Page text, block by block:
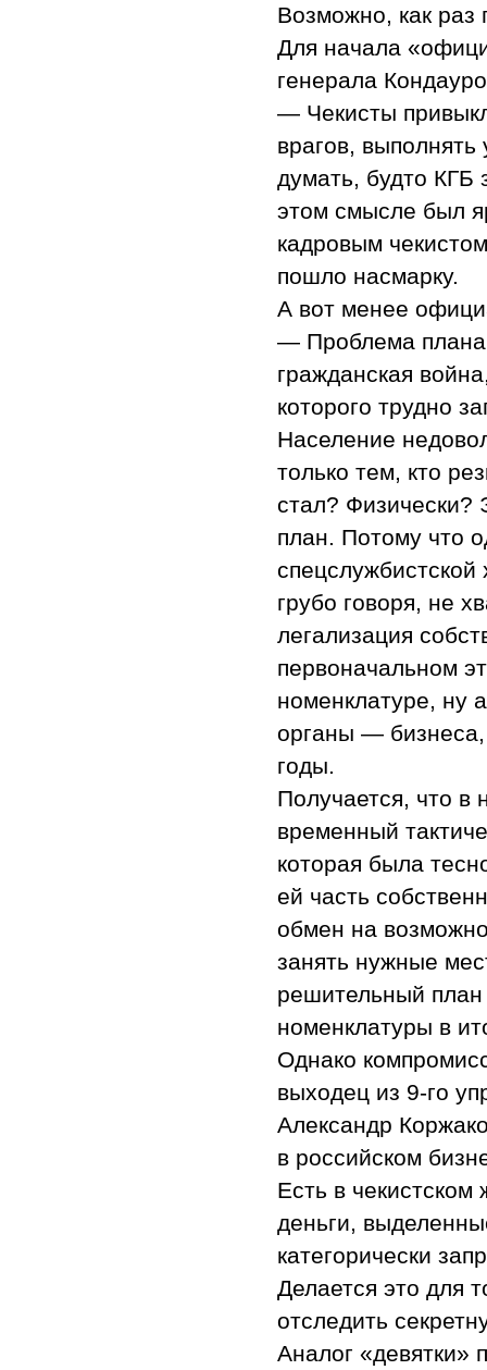
Возможно, как раз
Для начала
генерала
— Чекисты
врагов,
думать, будто КГБ
этом смысле был
кадровым
пошло насмарку.
А вот менее
— Проблема плана
гражданская
которого трудно
Население
только тем, кто
стал? Физически?
план. Потому что
грубо говоря, не
легализация
первоначальном
номенклатуре, ну
органы —
годы.
Получается, что в
временный
которая была
ей часть
обмен на
занять нужные
решительный
номенклатуры в
Однако
выходец из 9-го
Александр
в российском
Есть в
деньги,
категорически
Делается это для
отследить
Аналог «девятки»